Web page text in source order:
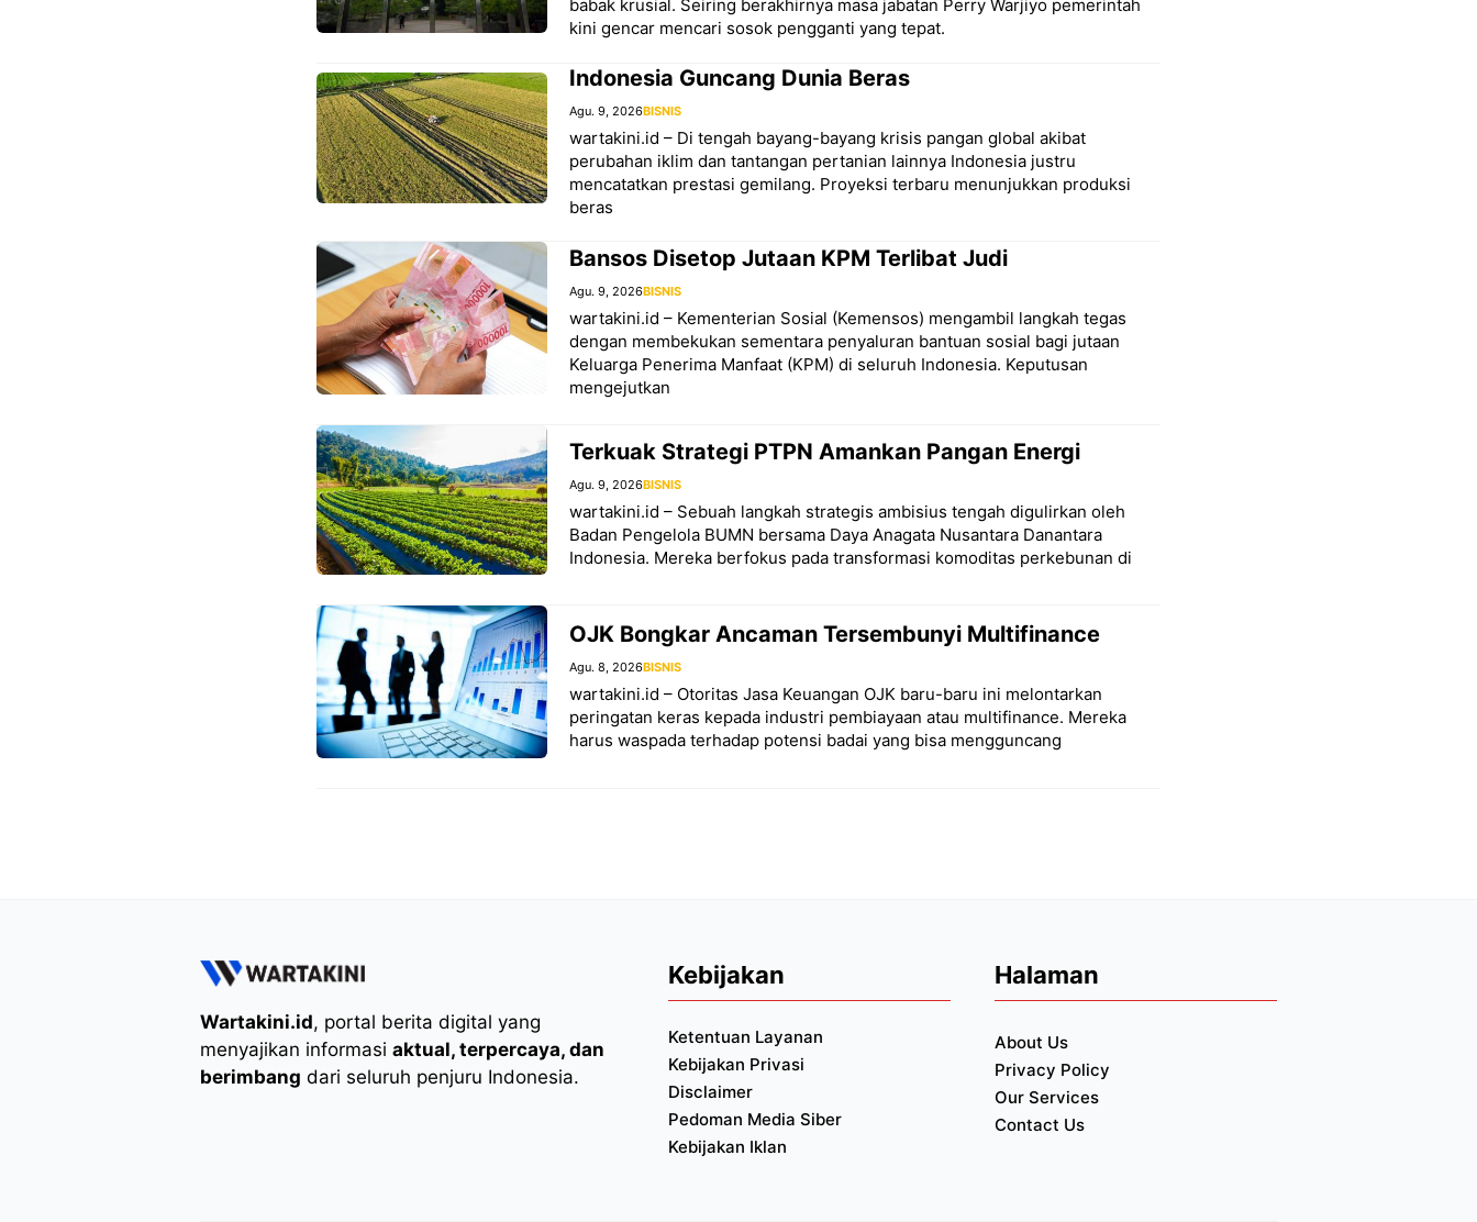
babak krusial. Seiring berakhirnya masa jabatan Perry Warjiyo pemerintah
kini gencar mencari sosok pengganti yang tepat.
Indonesia Guncang Dunia Beras
Agu. 9, 2026BISNIS
wartakini.id – Di tengah bayang-bayang krisis pangan global akibat
perubahan iklim dan tantangan pertanian lainnya Indonesia justru
mencatatkan prestasi gemilang. Proyeksi terbaru menunjukkan produksi
beras
Bansos Disetop Jutaan KPM Terlibat Judi
Agu. 9, 2026BISNIS
wartakini.id – Kementerian Sosial (Kemensos) mengambil langkah tegas
dengan membekukan sementara penyaluran bantuan sosial bagi jutaan
Keluarga Penerima Manfaat (KPM) di seluruh Indonesia. Keputusan
mengejutkan
Terkuak Strategi PTPN Amankan Pangan Energi
Agu. 9, 2026BISNIS
wartakini.id – Sebuah langkah strategis ambisius tengah digulirkan oleh
Badan Pengelola BUMN bersama Daya Anagata Nusantara Danantara
Indonesia. Mereka berfokus pada transformasi komoditas perkebunan di
OJK Bongkar Ancaman Tersembunyi Multifinance
Agu. 8, 2026BISNIS
wartakini.id – Otoritas Jasa Keuangan OJK baru-baru ini melontarkan
peringatan keras kepada industri pembiayaan atau multifinance. Mereka
harus waspada terhadap potensi badai yang bisa mengguncang
Wartakini.id, portal berita digital yang
menyajikan informasi aktual, terpercaya, dan
berimbang dari seluruh penjuru Indonesia.
Kebijakan
Ketentuan Layanan
Kebijakan Privasi
Disclaimer
Pedoman Media Siber
Kebijakan Iklan
Halaman
About Us
Privacy Policy
Our Services
Contact Us